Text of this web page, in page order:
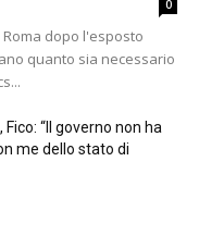
0
dopo l'esposto
quanto sia necessario
Fico: “Il governo non ha
me dello stato di